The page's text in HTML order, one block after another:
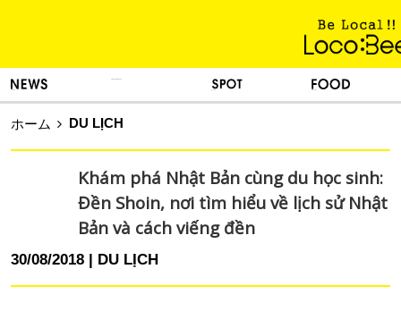
ホーム DU LỊCH
Khám phá Nhật Bản cùng du học sinh:
Đền Shoin, nơi tìm hiểu về lịch sử Nhật
Bản và cách viếng đền
30/08/2018 DU LỊCH